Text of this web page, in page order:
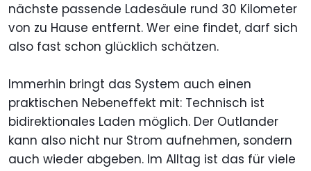
nächste passende Ladesäule rund 30 Kilometer
von zu Hause entfernt. Wer eine findet, darf sich
also fast schon glücklich schätzen.
Immerhin bringt das System auch einen
praktischen Nebeneffekt mit: Technisch ist
bidirektionales Laden möglich. Der Outlander
kann also nicht nur Strom aufnehmen, sondern
auch wieder abgeben. Im Alltag ist das für viele